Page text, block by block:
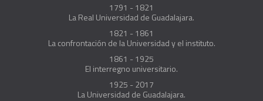
1791 - 1821
La Real Universidad de Guadalajara.
1821 - 1861
La confrontación de la Universidad y el instituto.
1861 - 1925
El interregno universitario.
1925 - 2017
La Universidad de Guadalajara.